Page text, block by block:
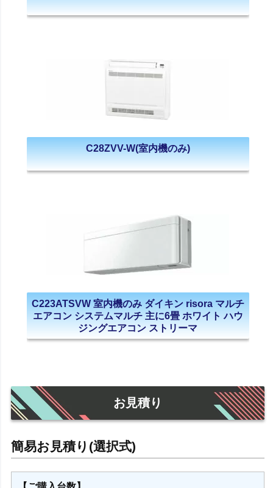
C28ZVV-W(室内機のみ)
C223ATSVW 室内機のみ ダイキン risora マルチ
エアコン システムマルチ 主に6畳 ホワイト ハウ
ジングエアコン ストリーマ
お見積り